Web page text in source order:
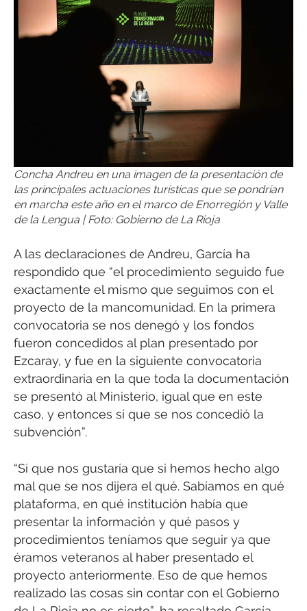
Concha Andreu en una imagen de la presentación de
las principales actuaciones turísticas que se pondrían
en marcha este año en el marco de Enorregión y Valle
de la Lengua | Foto: Gobierno de La Rioja
A las declaraciones de Andreu, García ha
respondido que “el procedimiento seguido fue
exactamente el mismo que seguimos con el
proyecto de la mancomunidad. En la primera
convocatoria se nos denegó y los fondos
fueron concedidos al plan presentado por
Ezcaray, y fue en la siguiente convocatoria
extraordinaria en la que toda la documentación
se presentó al Ministerio, igual que en este
caso, y entonces sí que se nos concedió la
subvención”.
“Sí que nos gustaría que si hemos hecho algo
mal que se nos dijera el qué. Sabíamos en qué
plataforma, en qué institución había que
presentar la información y qué pasos y
procedimientos teníamos que seguir ya que
éramos veteranos al haber presentado el
proyecto anteriormente. Eso de que hemos
realizado las cosas sin contar con el Gobierno